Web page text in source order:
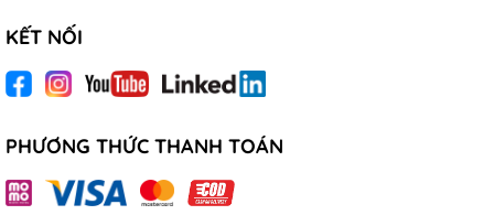
KẾT NỐI
PHƯƠNG THỨC THANH TOÁN